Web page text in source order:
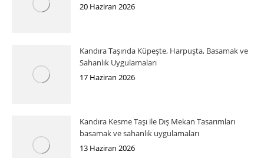
20 Haziran 2026
Kandıra Taşında Küpeşte, Harpuşta, Basamak ve
Sahanlık Uygulamaları
17 Haziran 2026
Kandıra Kesme Taşı ile Dış Mekan Tasarımları
basamak ve sahanlık uygulamaları
13 Haziran 2026